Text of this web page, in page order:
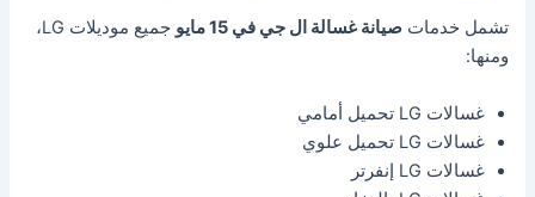
تشمل خدماتصيانة غسالة ال جي في 15 مايو
جميع موديلات LG،
ومنها:
غسالات LG تحميل أمامي
غسالات LG تحميل علوي
غسالات LG إنفرتر